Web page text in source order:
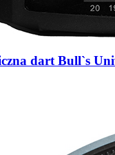
dart Bull`s